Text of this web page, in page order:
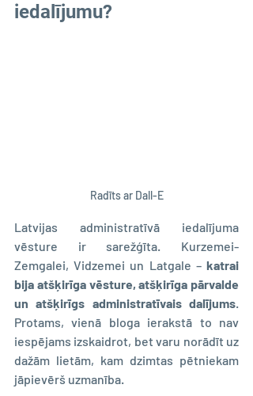
iedalījumu?
Radīts ar Dall-E
Latvijas administratīvā iedalījuma
vēsture ir sarežģīta. Kurzemei-
Zemgalei, Vidzemei un Latgale – katrai
bija atšķirīga vēsture, atšķirīga pārvalde
un atšķirīgs administratīvais dalījums.
Protams, vienā bloga ierakstā to nav
iespējams izskaidrot, bet varu norādīt uz
dažām lietām, kam dzimtas pētniekam
jāpievērš uzmanība.